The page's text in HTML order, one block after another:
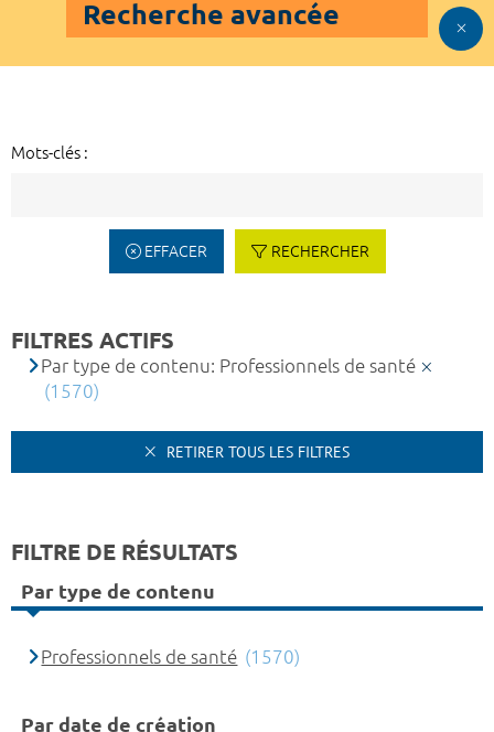
Recherche avancée
Mots-clés :
EFFACER RECHERCHER
FILTRES ACTIFS
Par type de contenu: Professionnels de santé
(1570)
RETIRER TOUS LES FILTRES
FILTRE DE RÉSULTATS
Par type de contenu
Professionnels de santé (1570)
Par date de création